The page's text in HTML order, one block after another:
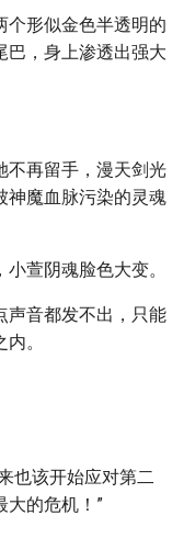
个形似金色半透明的
巴，身上渗透出强大
不再留手，漫天剑光
神魔血脉污染的灵魂
萱阴魂脸色大变。
声音都发不出，只能
。
也该开始应对第二
大的危机！”